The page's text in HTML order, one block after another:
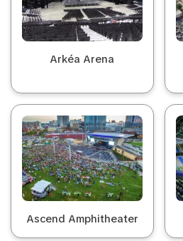
Arkéa Arena
Ascend Amphitheater